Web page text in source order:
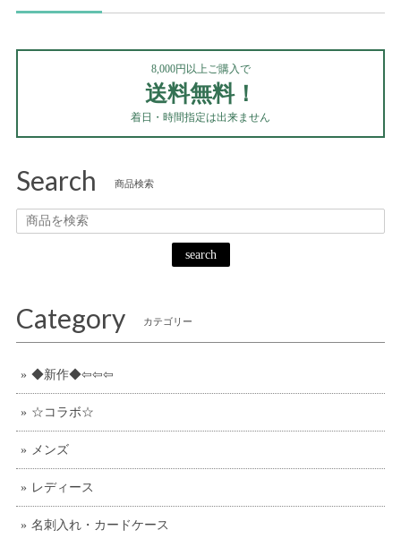
8,000円以上ご購入で
送料無料！
着日・時間指定は出来ません
Search 商品検索
search
Category カテゴリー
◆新作◆⇦⇦⇦
☆コラボ☆
メンズ
レディース
名刺入れ・カードケース